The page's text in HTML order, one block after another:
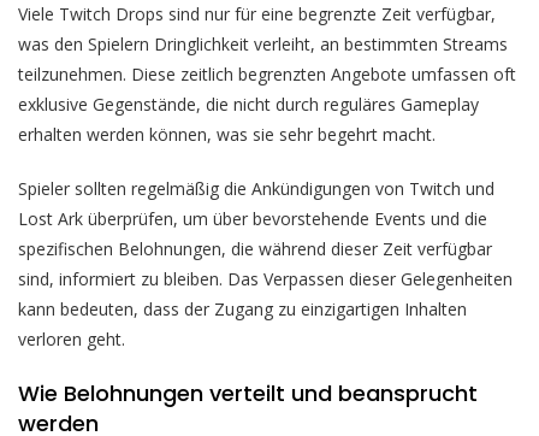
Viele Twitch Drops sind nur für eine begrenzte Zeit verfügbar,
was den Spielern Dringlichkeit verleiht, an bestimmten Streams
teilzunehmen. Diese zeitlich begrenzten Angebote umfassen oft
exklusive Gegenstände, die nicht durch reguläres Gameplay
erhalten werden können, was sie sehr begehrt macht.
Spieler sollten regelmäßig die Ankündigungen von Twitch und
Lost Ark überprüfen, um über bevorstehende Events und die
spezifischen Belohnungen, die während dieser Zeit verfügbar
sind, informiert zu bleiben. Das Verpassen dieser Gelegenheiten
kann bedeuten, dass der Zugang zu einzigartigen Inhalten
verloren geht.
Wie Belohnungen verteilt und beansprucht
werden